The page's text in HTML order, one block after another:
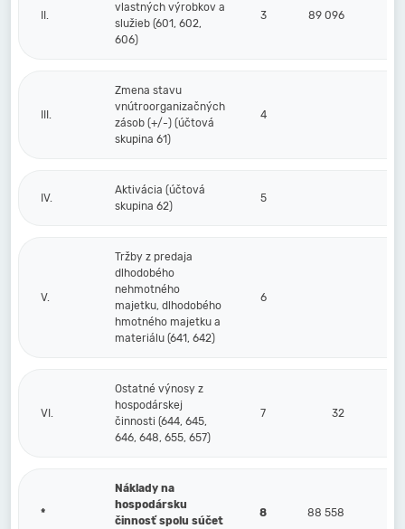
II.
vlastných výrobkov a
služieb (601, 602,
606)
3 89 096
III.
Zmena stavu
vnútroorganizačných
zásob (+/-) (účtová
skupina 61)
4
IV.
Aktivácia (účtová
skupina 62)
5
V.
Tržby z predaja
dlhodobého
nehmotného
majetku, dlhodobého
hmotného majetku a
materiálu (641, 642)
6
VI.
Ostatné výnosy z
hospodárskej
činnosti (644, 645,
646, 648, 655, 657)
7 32
*
Náklady na
hospodársku
činnosť spolu súčet
8 88 558